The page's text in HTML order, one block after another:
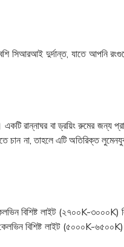
সিআরআই দুর্দান্ত, যাতে আপনি
রান্নাঘর বা ড্রয়িং রুমের জন্য
না, তাহলে এটি অতিরিক্ত
বিশিষ্ট লাইট (২৭০০K-৩০০০K)
বিশিষ্ট লাইট (৫০০০K-৬৫০০K)